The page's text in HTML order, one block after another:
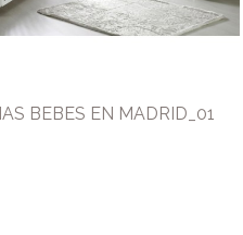
BEBES EN MADRID_01